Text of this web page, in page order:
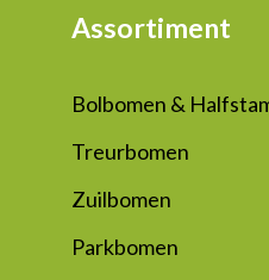
Assortiment
Bolbomen &
Treurbomen
Zuilbomen
Parkbomen